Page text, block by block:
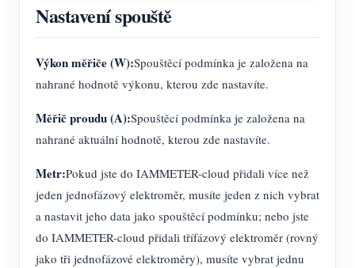
Nastavení spouště
Výkon měřiče (W):Spouštěcí podmínka je založena na
nahrané hodnotě výkonu, kterou zde nastavíte.
Měřič proudu (A):Spouštěcí podmínka je založena na
nahrané aktuální hodnotě, kterou zde nastavíte.
Metr:Pokud jste do IAMMETER-cloud přidali více než
jeden jednofázový elektroměr, musíte jeden z nich vybrat
a nastavit jeho data jako spouštěcí podmínku; nebo jste
do IAMMETER-cloud přidali třífázový elektroměr (rovný
jako tři jednofázové elektroměry), musíte vybrat jednu